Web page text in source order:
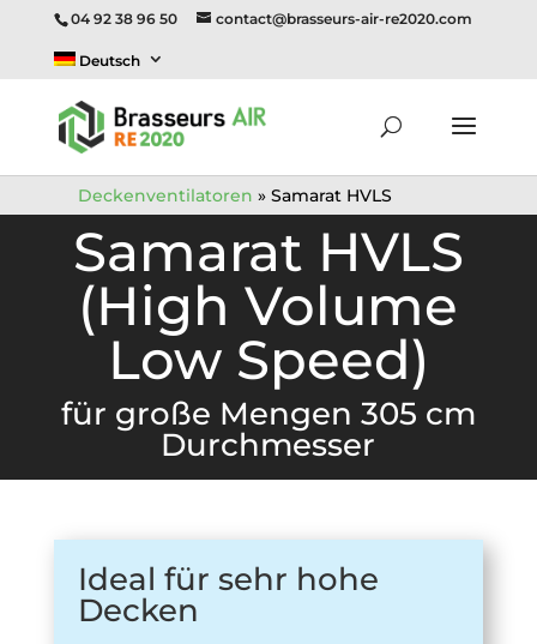
Deckenventilatoren » Samarat HVLS
04 92 38 96 50 contact@brasseurs-air-re2020.com
Deutsch
Samarat HVLS
(High Volume
Low Speed)
für große Mengen 305 cm
Durchmesser
Ideal für sehr hohe
Decken